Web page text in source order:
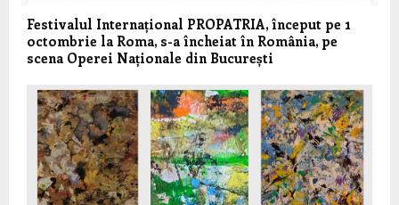
Festivalul Internațional PROPATRIA, început pe 1
octombrie la Roma, s-a încheiat în România, pe
scena Operei Naționale din București